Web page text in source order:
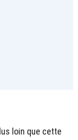
loin que cette